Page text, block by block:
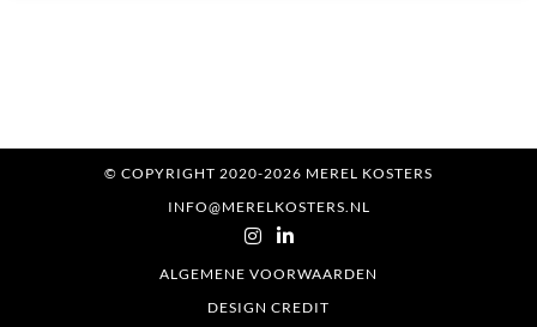
© COPYRIGHT 2020-2026 MEREL KOSTERS
INFO@MERELKOSTERS.NL
ALGEMENE VOORWAARDEN
DESIGN CREDIT